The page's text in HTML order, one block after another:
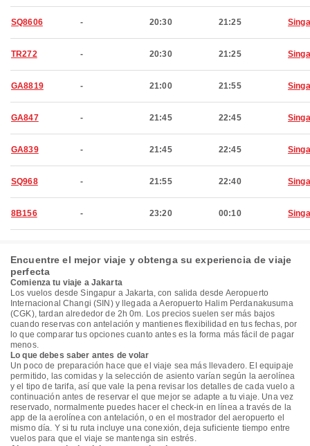
SQ8606 - 20:30 21:25
TR272 - 20:30 21:25
GA8819 - 21:00 21:55
GA847 - 21:45 22:45
GA839 - 21:45 22:45
SQ968 - 21:55 22:40
8B156 - 23:20 00:10
Encuentre el mejor viaje y obtenga su experiencia de viaje
perfecta
Comienza tu viaje a Jakarta
Los vuelos desde Singapur a Jakarta, con salida desde Aeropuerto
Internacional Changi (SIN) y llegada a Aeropuerto Halim Perdanakusuma
(CGK), tardan alrededor de 2h 0m. Los precios suelen ser más bajos
cuando reservas con antelación y mantienes flexibilidad en tus fechas, por
lo que comparar tus opciones cuanto antes es la forma más fácil de pagar
menos.
Lo que debes saber antes de volar
Un poco de preparación hace que el viaje sea más llevadero. El equipaje
permitido, las comidas y la selección de asiento varían según la aerolínea
y el tipo de tarifa, así que vale la pena revisar los detalles de cada vuelo a
continuación antes de reservar el que mejor se adapte a tu viaje. Una vez
reservado, normalmente puedes hacer el check-in en línea a través de la
app de la aerolínea con antelación, o en el mostrador del aeropuerto el
mismo día. Y si tu ruta incluye una conexión, deja suficiente tiempo entre
vuelos para que el viaje se mantenga sin estrés.